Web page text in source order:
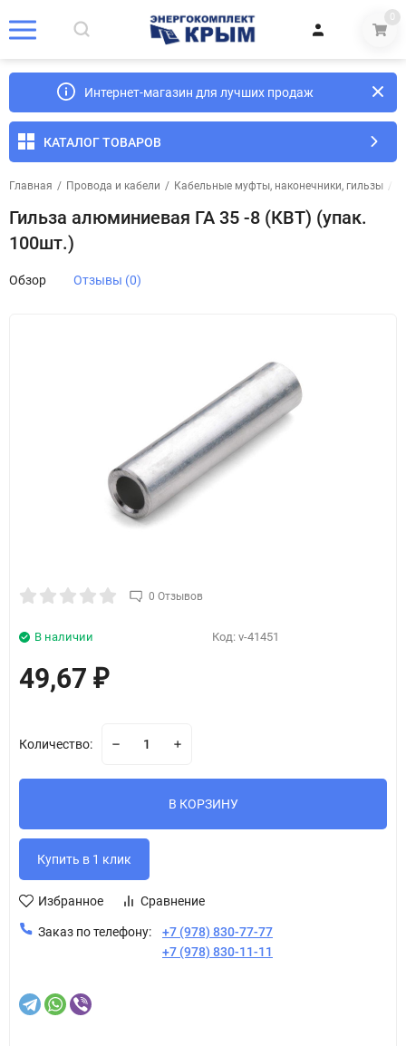
0
Интернет-магазин для лучших продаж
КАТАЛОГ ТОВАРОВ
Главная / Провода и кабели / Кабельные муфты, наконечники, гильзы /
Гильза алюминиевая ГА 35 -8 (КВТ) (упак.
100шт.)
Обзор Отзывы (0)
0 Отзывов
Код: v-41451
В наличии
49,67 ₽
Количество:
В КОРЗИНУ
Избранное Сравнение
Заказ по телефону:
+7 (978) 830-77-77
+7 (978) 830-11-11